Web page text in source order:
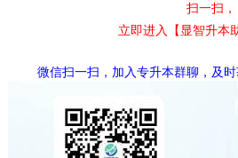
扫一扫，
立即进入【显智升本
微信扫一扫，加入专升本群聊，及时